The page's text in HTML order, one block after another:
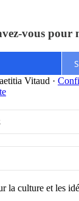
vous pour
Vitaud ·
la culture et les